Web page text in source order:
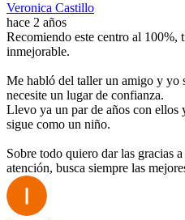
Veronica Castillo
hace 2 años
Recomiendo este centro al 100%,
inmejorable.
Me habló del taller un amigo y yo
necesite un lugar de confianza.
Llevo ya un par de años con ellos
sigue como un niño.
Sobre todo quiero dar las gracias
atención, busca siempre las